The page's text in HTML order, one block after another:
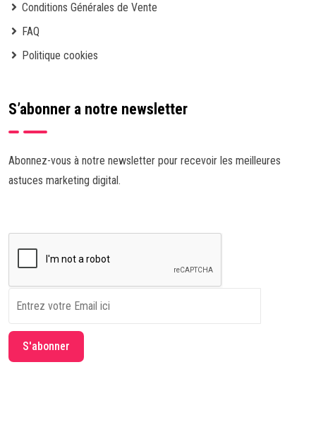
Conditions Générales de Vente
FAQ
Politique cookies
S’abonner a notre newsletter
Abonnez-vous à notre newsletter pour recevoir les meilleures
astuces marketing digital.